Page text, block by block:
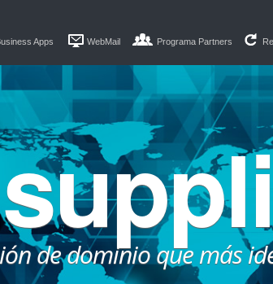
Apps WebMail Programa Partners
de dominio que más